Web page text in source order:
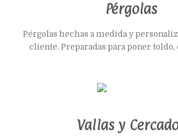
Pérgolas
Pérgolas hechas a medida y
cliente. Preparadas para poner toldo,
Vallas y